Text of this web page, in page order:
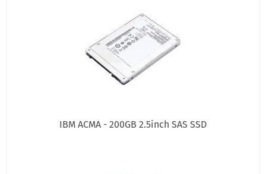
IBM ACMA - 200GB 2.5inch SAS SSD